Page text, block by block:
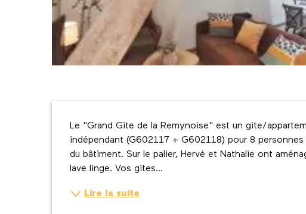
Description
Le "Grand Gite de la Remynoise" est un gite/
indépendant (G602117 + G602118) pour 8
du bâtiment. Sur le palier, Hervé et Nathalie ont
lave linge. Vos gites...
Lire la suite